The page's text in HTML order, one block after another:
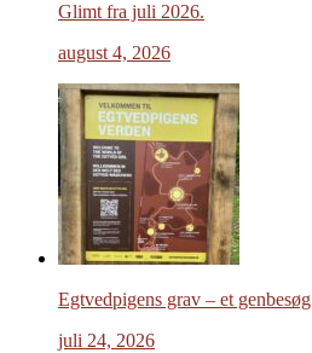
Glimt fra juli 2026.
august 4, 2026
Egtvedpigens grav – et genbesøg
juli 24, 2026